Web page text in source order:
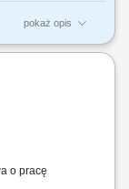
pokaż opis
Pomoc przy
jakości i
o pracę